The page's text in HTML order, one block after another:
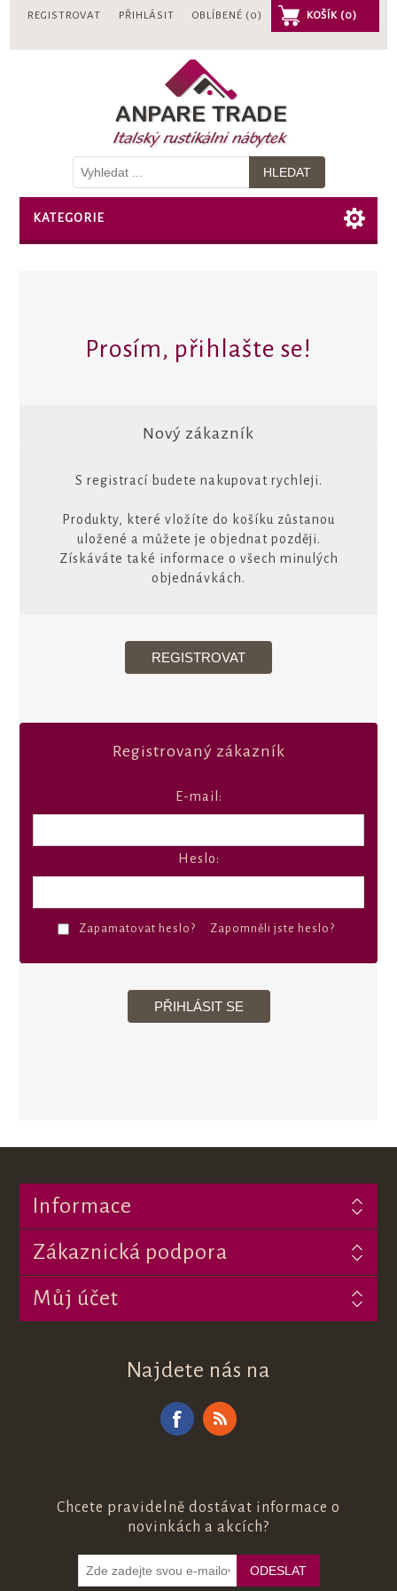
REGISTROVAT PŘIHLÁSIT OBLÍBENÉ (0) KOŠÍK (0)
KATEGORIE
Prosím, přihlašte se!
Nový zákazník
S registrací budete nakupovat rychleji.
Produkty, které vložíte do košíku zůstanou
uložené a můžete je objednat později.
Získáváte také informace o všech minulých
objednávkách.
Registrovaný zákazník
E-mail:
Heslo:
Zapamatovat heslo? Zapomněli jste heslo?
Informace
Zákaznická podpora
Můj účet
Najdete nás na
Chcete pravidelně dostávat informace o
novinkách a akcích?